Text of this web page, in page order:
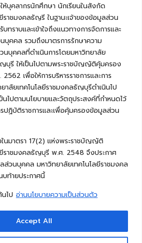
บุคลากรนักศึกษา นักเรียนในสังกัด
ราชมงคลธัญรี ในฐานะเจ้าของข้อมูลส่วน
ทราบและเข้าใจถึงแนวทางการจัดการและ
บุคคล รวมถึงมาตรการรักษาความ
บุคคลที่ดำเนินการโดยมหาวิทยาลัย
ญบุรี ให้เป็นไปตามพระราชบัญญัติคุ้มครอง
เพื่อให้การบริหารราชการและการ
าลัยเทคโนโลยีราชมงคลธัญบุรีดำเนินไป
นไปตามนโยบายและวัตถุประสงค์ที่กำหนดไว้
ปฏิบัติราชการและเพื่อคุ้มครองข้อมูลส่วน
ในมาตรา 17(2) แห่งพระราชบัญญัติ
ยีราชมงคลธัญบุรี พ.ศ. 2548 จึงประกาศ
วนบุคคล มหาวิทยาลัยเทคโนโลยีราชมงคล
ท้ายประกาศนี้
ไป อ่านนโยบายความเป็นส่วนตัว
Accept All
คณะวิศวกรรมศาสตร์ มหาวิทยาลัย